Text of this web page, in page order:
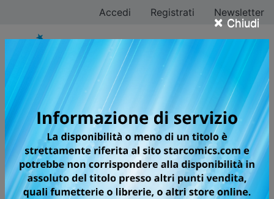
× Chiudi
Accedi Registrati Newsletter
Jun Mochizuki
Tutti i fumetti